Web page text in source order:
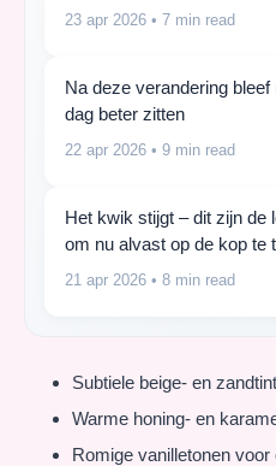
23 apr 2026 • 7 min read
Na deze verandering
dag beter zitten
22 apr 2026 • 9 min read
Het kwik stijgt – dit zijn de
om nu alvast op de kop te
21 apr 2026 • 8 min read
Subtiele beige- en
Warme honing- en
Romige vanilletonen